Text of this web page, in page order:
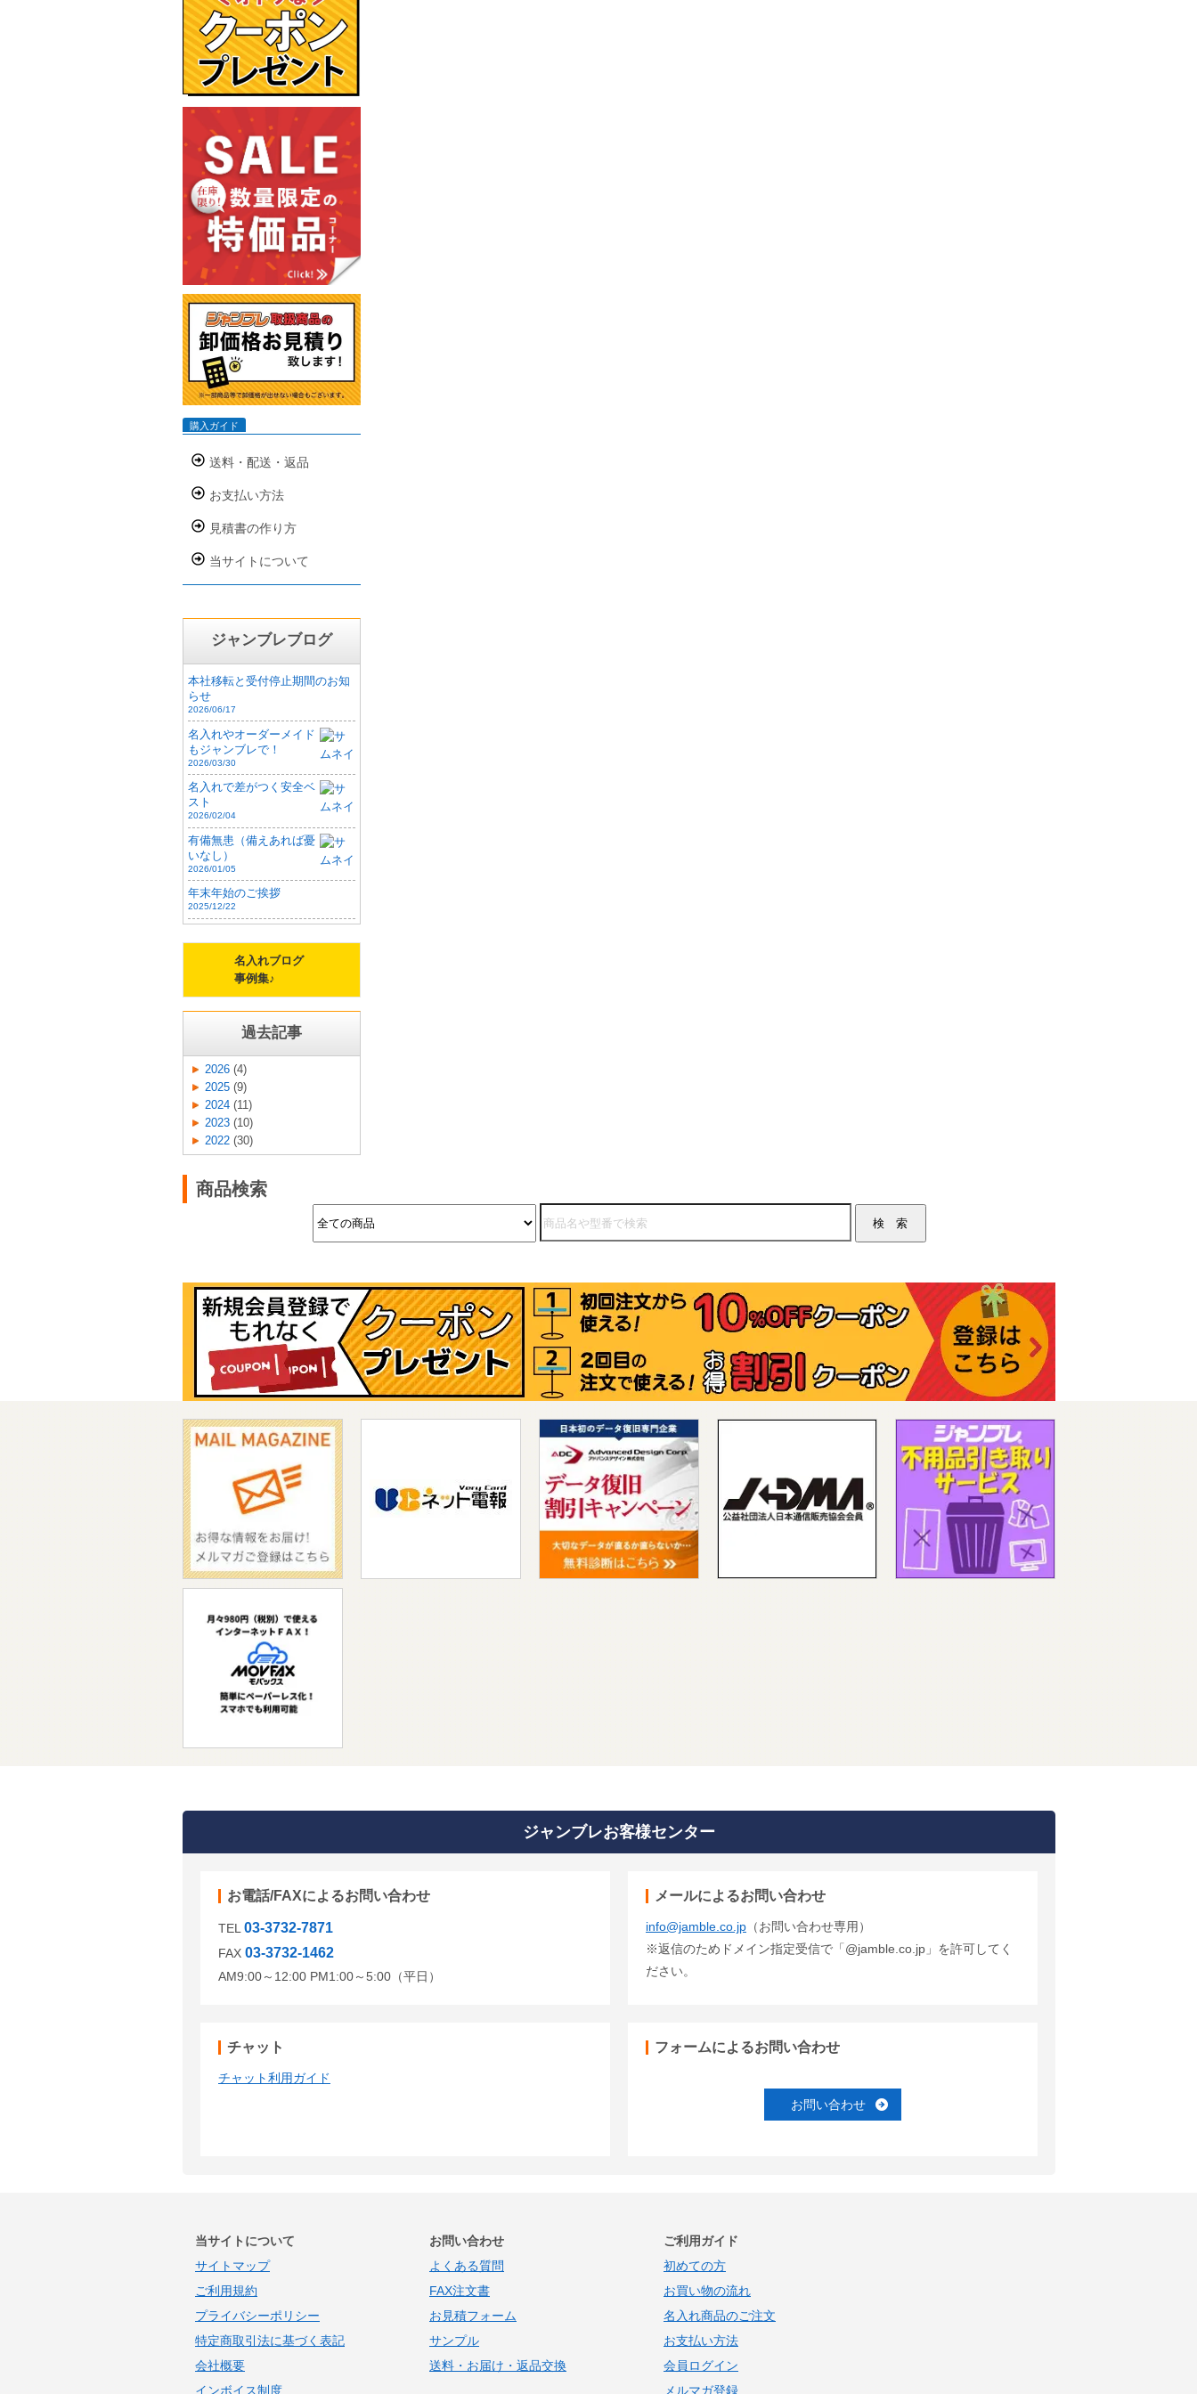
購入ガイド
送料・配送・返品
お支払い方法
見積書の作り方
当サイトについて
ジャンブレブログ
本社移転と受付停止期間のお知
らせ
2026/06/17
名入れやオーダーメイド
もジャンブレで！
2026/03/30
名入れで差がつく安全ベ
スト
2026/02/04
有備無患（備えあれば憂
いなし）
2026/01/05
年末年始のご挨拶
2025/12/22
名入れブログ
事例集♪
過去記事
2026 (4)
2025 (9)
2024 (11)
2023 (10)
2022 (30)
商品検索
ジャンブレお客様センター
お電話/FAXによるお問い合わせ
TEL 03-3732-7871
FAX 03-3732-1462
AM9:00～12:00 PM1:00～5:00（平日）
メールによるお問い合わせ
info@jamble.co.jp （お問い合わせ専用）
※返信のためドメイン指定受信で「@jamble.co.jp」を許可してく
ださい。
チャット
チャット利用ガイド
フォームによるお問い合わせ
お問い合わせ
当サイトについて
サイトマップ
ご利用規約
プライバシーポリシー
特定商取引法に基づく表記
会社概要
インボイス制度
お問い合わせ
よくある質問
FAX注文書
お見積フォーム
サンプル
送料・お届け・返品交換
ご利用ガイド
初めての方
お買い物の流れ
名入れ商品のご注文
お支払い方法
会員ログイン
メルマガ登録